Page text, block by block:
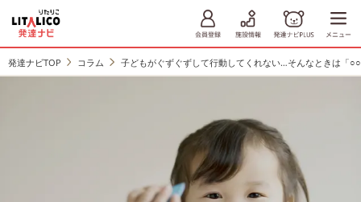
発達ナビTOP コラム 子どもがぐずぐずして行動してくれない…そんなときは「